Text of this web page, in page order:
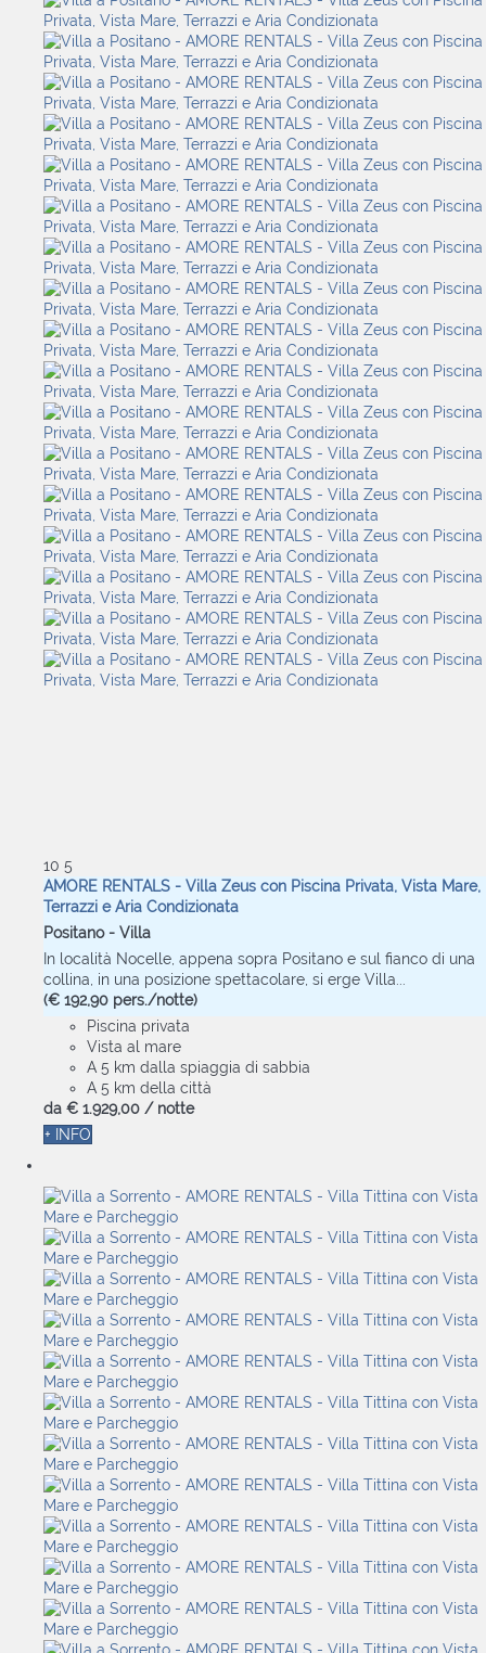
10 5
AMORE RENTALS - Villa Zeus con Piscina Privata, Vista Mare,
Terrazzi e Aria Condizionata
Positano - Villa
In località Nocelle, appena sopra Positano e sul fianco di una
collina, in una posizione spettacolare, si erge Villa...
(€ 192,90 pers./notte)
Piscina privata
Vista al mare
A 5 km dalla spiaggia di sabbia
A 5 km della città
da € 1.929,00 / notte
+ INFO